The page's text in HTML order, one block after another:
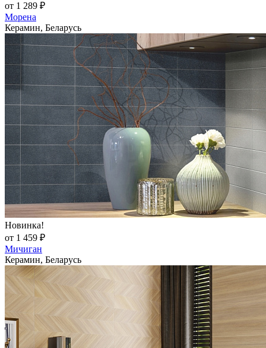
от 1 289 ₽
Морена
Керамин, Беларусь
Новинка!
от 1 459 ₽
Мичиган
Керамин, Беларусь